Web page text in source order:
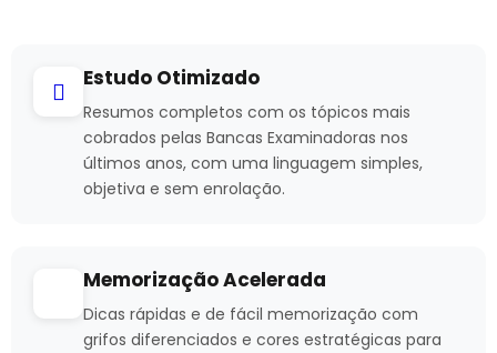
Estudo Otimizado
Resumos completos com os tópicos mais
cobrados pelas Bancas Examinadoras nos
últimos anos, com uma linguagem simples,
objetiva e sem enrolação.
Memorização Acelerada
Dicas rápidas e de fácil memorização com
grifos diferenciados e cores estratégicas para